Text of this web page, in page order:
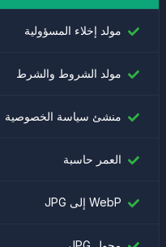
مولد إخلاء المسؤولية
مولد الشروط والشرط
منشئ سياسة الخصوصية
العمر حاسبة
WebP إلى JPG